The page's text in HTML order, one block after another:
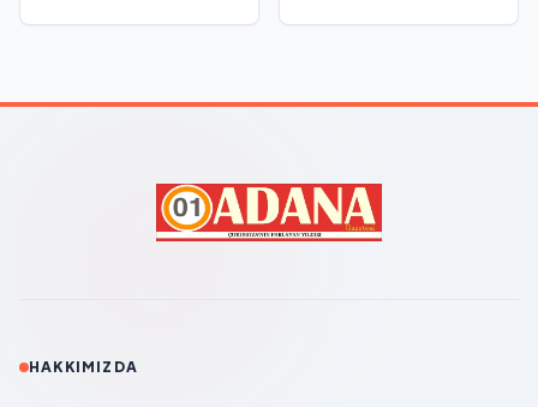
HAKKIMIZDA